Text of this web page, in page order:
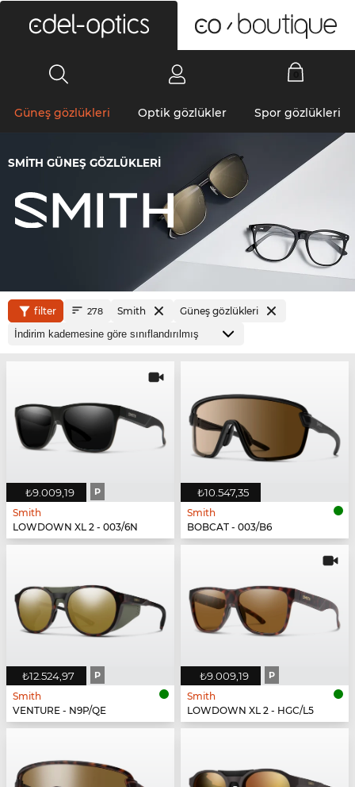
Güneş gözlükleri Optik gözlükler Spor gözlükleri
SMITH GÜNEŞ GÖZLÜKLERI
filter 278 Smith Güneş gözlükleri
₺9.009,19 P
Smith
LOWDOWN XL 2 - 003/6N
₺10.547,35
Smith
BOBCAT - 003/B6
₺12.524,97 P
Smith
VENTURE - N9P/QE
₺9.009,19 P
Smith
LOWDOWN XL 2 - HGC/L5